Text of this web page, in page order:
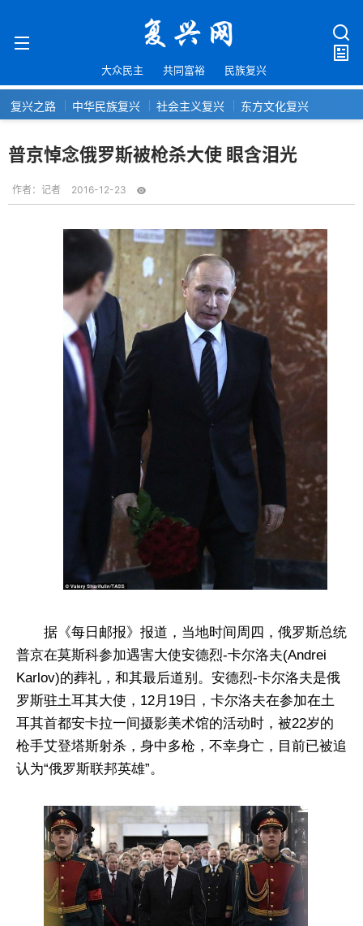
大众民主 共同富裕 民族复兴
复兴之路 中华民族复兴 社会主义复兴 东方文化复兴
普京悼念俄罗斯被枪杀大使 眼含泪光
作者： 记者 2016-12-23
据《每日邮报》报道，当地时间周四，俄罗斯总统
普京在莫斯科参加遇害大使安德烈-卡尔洛夫(Andrei
Karlov)的葬礼，和其最后道别。安德烈-卡尔洛夫是俄
罗斯驻土耳其大使，12月19日，卡尔洛夫在参加在土
耳其首都安卡拉一间摄影美术馆的活动时，被22岁的
枪手艾登塔斯射杀，身中多枪，不幸身亡，目前已被追
认为“俄罗斯联邦英雄”。